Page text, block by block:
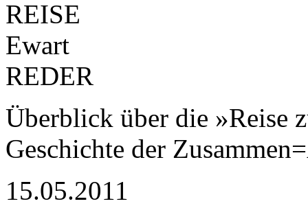
Überblick über die »Reise
Geschichte der
15.05.2011